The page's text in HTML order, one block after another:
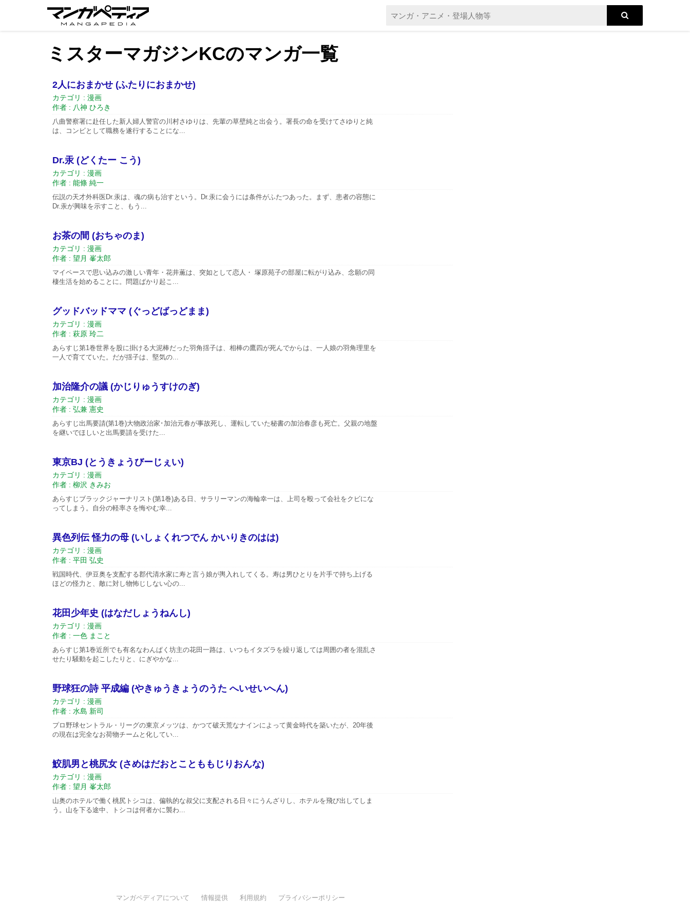
ミスターマガジンKCのマンガ一覧
2人におまかせ (ふたりにおまかせ)
カテゴリ : 漫画
作者 : 八神 ひろき
八曲警察署に赴任した新人婦人警官の川村さゆりは、先輩の草壁純と出会う。署長の命を受けてさゆりと純
は、コンビとして職務を遂行することにな...
Dr.汞 (どくたー こう)
カテゴリ : 漫画
作者 : 能條 純一
伝説の天才外科医Dr.汞は、魂の病も治すという。Dr.汞に会うには条件がふたつあった。まず、患者の容態に
Dr.汞が興味を示すこと、もう...
お茶の間 (おちゃのま)
カテゴリ : 漫画
作者 : 望月 峯太郎
マイペースで思い込みの激しい青年・花井薫は、突如として恋人・ 塚原苑子の部屋に転がり込み、念願の同
棲生活を始めることに。問題ばかり起こ...
グッドバッドママ (ぐっどばっどまま)
カテゴリ : 漫画
作者 : 萩原 玲二
あらすじ第1巻世界を股に掛ける大泥棒だった羽角揺子は、相棒の鷹四が死んでからは、一人娘の羽角理里を
一人で育てていた。だが揺子は、堅気の...
加治隆介の議 (かじりゅうすけのぎ)
カテゴリ : 漫画
作者 : 弘兼 憲史
あらすじ出馬要請(第1巻)大物政治家･加治元春が事故死し、運転していた秘書の加治春彦も死亡。父親の地盤
を継いでほしいと出馬要請を受けた...
東京BJ (とうきょうびーじぇい)
カテゴリ : 漫画
作者 : 柳沢 きみお
あらすじブラックジャーナリスト(第1巻)ある日、サラリーマンの海輪幸一は、上司を殴って会社をクビにな
ってしまう。自分の軽率さを悔やむ幸...
異色列伝 怪力の母 (いしょくれつでん かいりきのはは)
カテゴリ : 漫画
作者 : 平田 弘史
戦国時代、伊豆奥を支配する郡代清水家に寿と言う娘が輿入れしてくる。寿は男ひとりを片手で持ち上げる
ほどの怪力と、敵に対し物怖じしない心の...
花田少年史 (はなだしょうねんし)
カテゴリ : 漫画
作者 : 一色 まこと
あらすじ第1巻近所でも有名なわんぱく坊主の花田一路は、いつもイタズラを繰り返しては周囲の者を混乱さ
せたり騒動を起こしたりと、にぎやかな...
野球狂の詩 平成編 (やきゅうきょうのうた へいせいへん)
カテゴリ : 漫画
作者 : 水島 新司
プロ野球セントラル・リーグの東京メッツは、かつて破天荒なナインによって黄金時代を築いたが、20年後
の現在は完全なお荷物チームと化してい...
鮫肌男と桃尻女 (さめはだおとことももじりおんな)
カテゴリ : 漫画
作者 : 望月 峯太郎
山奥のホテルで働く桃尻トシコは、偏執的な叔父に支配される日々にうんざりし、ホテルを飛び出してしま
う。山を下る途中、トシコは何者かに襲わ...
マンガペディアについて 情報提供 利用規約 プライバシーポリシー